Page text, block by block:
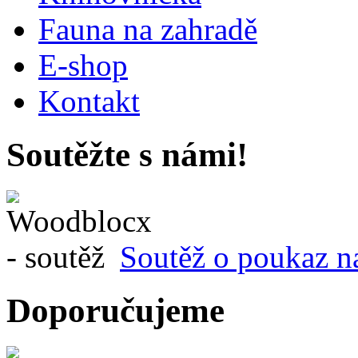
Fauna na zahradě
E-shop
Kontakt
Soutěžte s námi!
Soutěž o poukaz
Doporučujeme